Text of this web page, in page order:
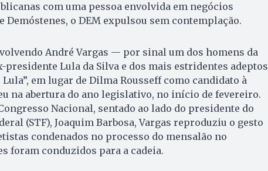
com uma pessoa envolvida em negócios
Demóstenes, o DEM expulsou sem contemplação.
André Vargas — por sinal um dos homens da
presidente Lula da Silva e dos mais estridentes adeptos
em lugar de Dilma Rousseff como candidato à
na abertura do ano legislativo, no início de fevereiro.
Nacional, sentado ao lado do presidente do
(STF), Joaquim Barbosa, Vargas reproduziu o gesto
condenados no processo do mensalão no
foram conduzidos para a cadeia.